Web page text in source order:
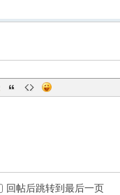
回帖后跳转到最后一页